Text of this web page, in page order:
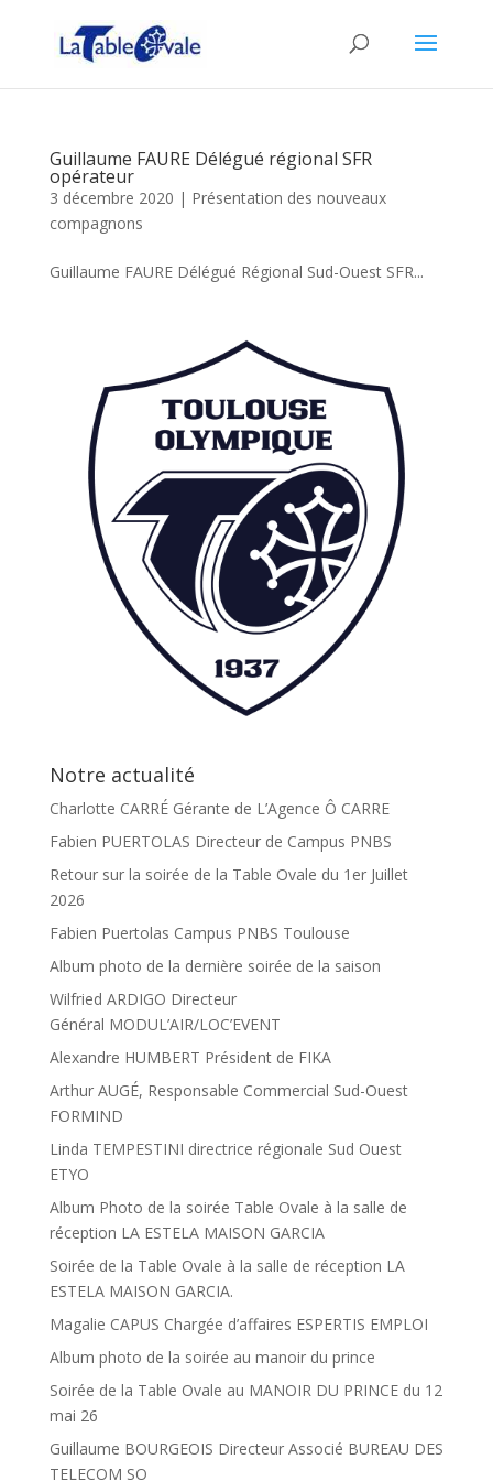
Guillaume FAURE Délégué régional SFR
opérateur
3 décembre 2020 | Présentation des nouveaux
compagnons
Guillaume FAURE Délégué Régional Sud-Ouest SFR...
Notre actualité
Charlotte CARRÉ Gérante de L’Agence Ô CARRE
Fabien PUERTOLAS Directeur de Campus PNBS
Retour sur la soirée de la Table Ovale du 1er Juillet
2026
Fabien Puertolas Campus PNBS Toulouse
Album photo de la dernière soirée de la saison
Wilfried ARDIGO Directeur
Général MODUL’AIR/LOC’EVENT
Alexandre HUMBERT Président de FIKA
Arthur AUGÉ, Responsable Commercial Sud-Ouest
FORMIND
Linda TEMPESTINI directrice régionale Sud Ouest
ETYO
Album Photo de la soirée Table Ovale à la salle de
réception LA ESTELA MAISON GARCIA
Soirée de la Table Ovale à la salle de réception LA
ESTELA MAISON GARCIA.
Magalie CAPUS Chargée d’affaires ESPERTIS EMPLOI
Album photo de la soirée au manoir du prince
Soirée de la Table Ovale au MANOIR DU PRINCE du 12
mai 26
Guillaume BOURGEOIS Directeur Associé BUREAU DES
TELECOM SO